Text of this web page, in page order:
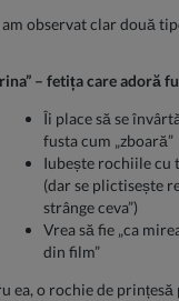
am observat clar două
– fetița care adoră
Îi place să se
fusta cum „zboară”
Iubește rochiile cu
(dar se plictisește
strânge ceva”)
Vrea să fie „ca
din film”
ea, o rochie de prințesă